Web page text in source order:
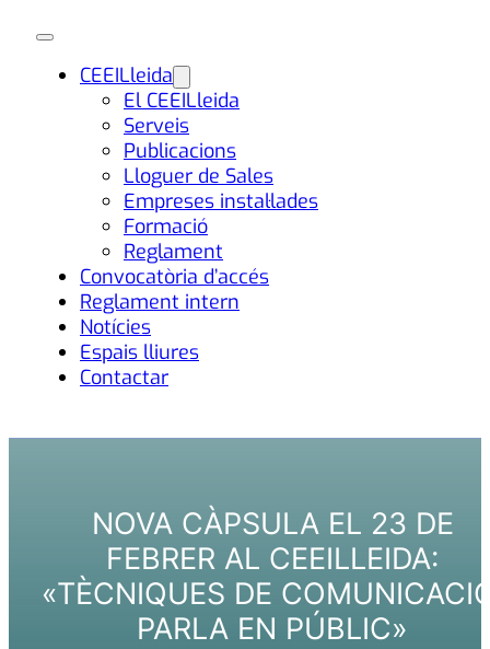
CEEILleida
El CEEILleida
Serveis
Publicacions
Lloguer de Sales
Empreses instal·lades
Formació
Reglament
Convocatòria d’accés
Reglament intern
Notícies
Espais lliures
Contactar
NOVA CÀPSULA EL 23 DE
FEBRER AL CEEILLEIDA:
«TÈCNIQUES DE
PARLA EN PÚBLIC»